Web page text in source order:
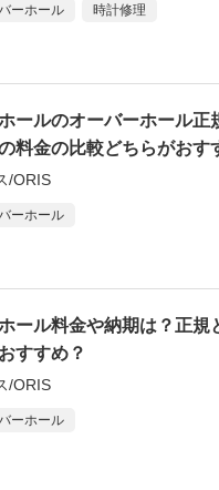
ーホール 時計修理
ールのオーバーホール正
料金の比較どちらがおす
/ORIS
ーホール
ール料金や納期は？正規
すすめ？
/ORIS
ーホール